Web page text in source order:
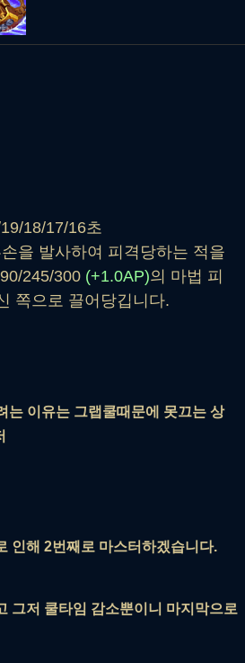
18/17/16초
을 발사하여 피격당하는 적을
245/300 (+1.0AP)의 마법 피
쪽으로 끌어당깁니다.
는 이유는 그랩쿨때문에 못끄는 상
인해 2번째로 마스터하겠습니다.
그저 쿨타임 감소뿐이니 마지막으로